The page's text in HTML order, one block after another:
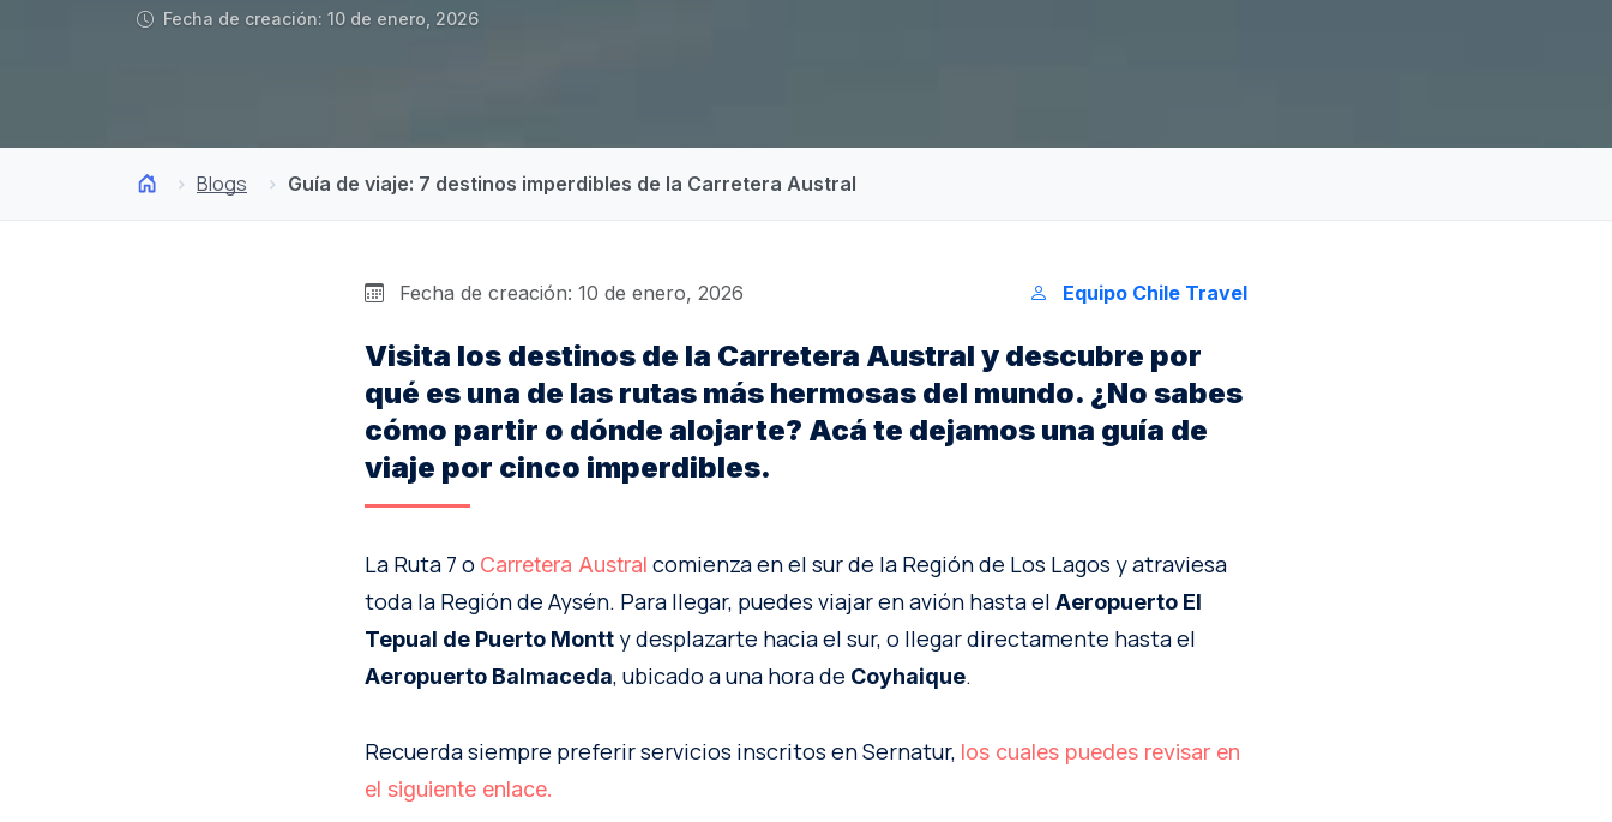
Fecha de creación: 10 de enero, 2026
Blogs Guía de viaje: 7 destinos imperdibles de la Carretera Austral
Fecha de creación: 10 de enero, 2026 Equipo Chile Travel
Visita los destinos de la Carretera Austral y descubre por
qué es una de las rutas más hermosas del mundo. ¿No sabes
cómo partir o dónde alojarte? Acá te dejamos una guía de
viaje por cinco imperdibles.
La Ruta 7 o Carretera Austral comienza en el sur de la Región de Los Lagos y atraviesa
toda la Región de Aysén. Para llegar, puedes viajar en avión hasta el Aeropuerto El
Tepual de Puerto Montt y desplazarte hacia el sur, o llegar directamente hasta el
Aeropuerto Balmaceda, ubicado a una hora de Coyhaique.
Recuerda siempre preferir servicios inscritos en Sernatur, los cuales puedes revisar en
el siguiente enlace.